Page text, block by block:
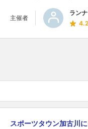
主催者
ラン
スポーツタウン加古川